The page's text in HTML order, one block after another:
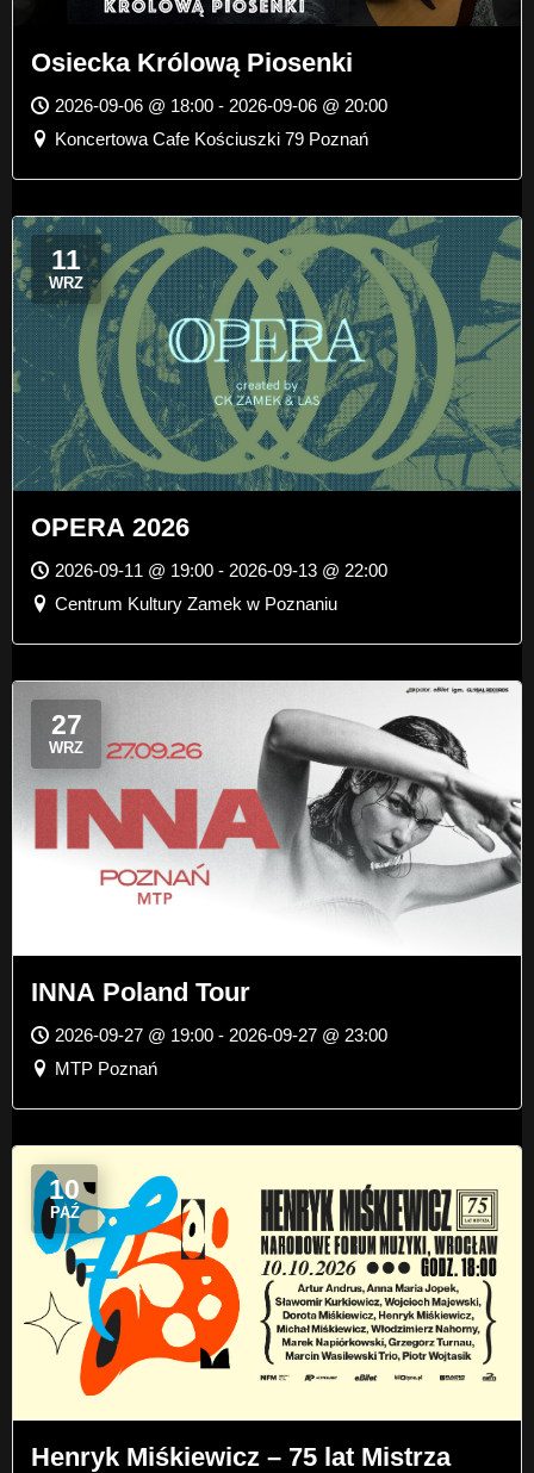
Osiecka Królową Piosenki
2026-09-06 @ 18:00 - 2026-09-06 @ 20:00
Koncertowa Cafe Kościuszki 79 Poznań
11
WRZ
OPERA 2026
2026-09-11 @ 19:00 - 2026-09-13 @ 22:00
Centrum Kultury Zamek w Poznaniu
27
WRZ
INNA Poland Tour
2026-09-27 @ 19:00 - 2026-09-27 @ 23:00
MTP Poznań
10
PAŹ
Henryk Miśkiewicz – 75 lat Mistrza